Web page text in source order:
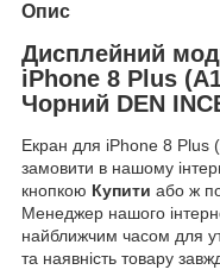
Опис
Дисплейний
iPhone 8 Plus
Чорний DEN
Екран для iPhone 8 Plus
замовити в нашому
кнопкою Купити або ж
Менеджер нашого
найближчим часом для
та наявність товару